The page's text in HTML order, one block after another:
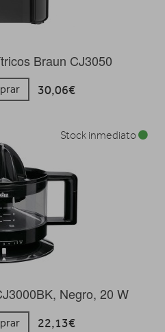
Braun CJ3050
30,06€
Negro, 20 W
22,13€
Stock inmediato